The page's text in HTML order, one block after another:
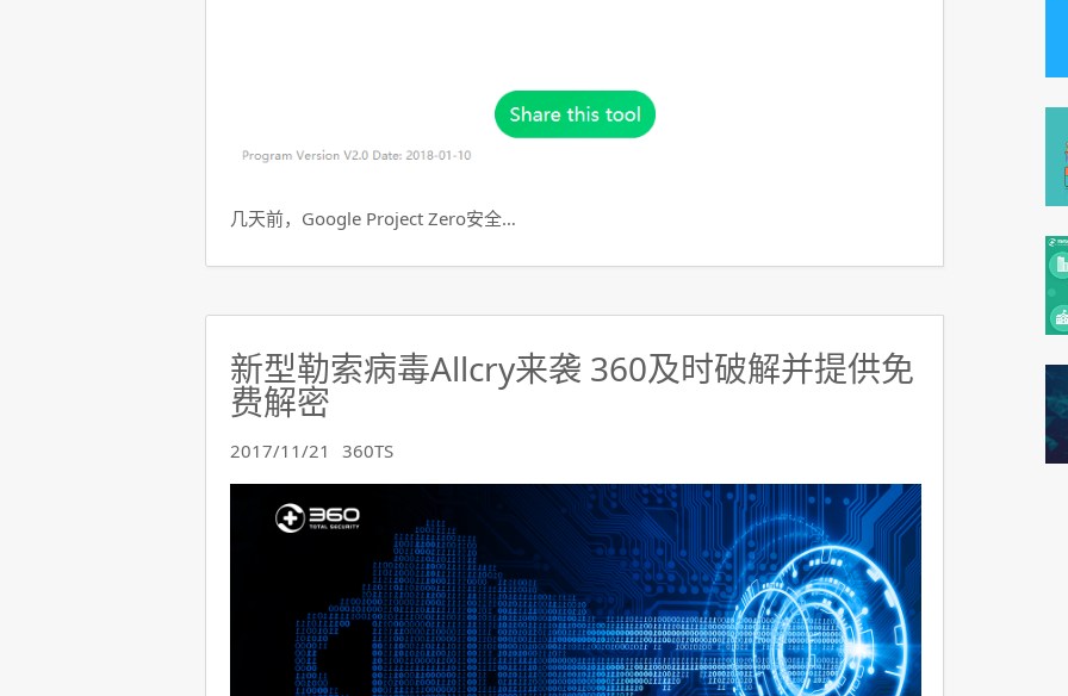
几天前，Google Project Zero安全…
新型勒索病毒Allcry来袭 360及时破解并提供免
费解密
2017/11/21 360TS